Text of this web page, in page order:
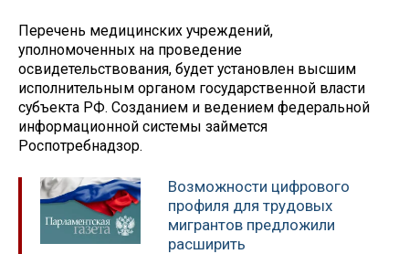
Перечень медицинских учреждений,
уполномоченных на проведение
освидетельствования, будет установлен высшим
исполнительным органом государственной власти
субъекта РФ. Созданием и ведением федеральной
информационной системы займется
Роспотребнадзор.
Возможности цифрового
профиля для трудовых
мигрантов предложили
расширить